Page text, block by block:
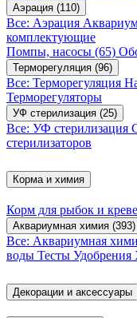
Аэрация (110)
Все: Аэрация
комплектующие
Помпы, насосы (65)
Терморегуляция (96)
Все: Терморегуляция
Терморегуляторы
УФ стерилизация (25)
Все: УФ стерилизация
стерилизаторов
Корма и химия
Корм для рыбок и
Аквариумная химия (393)
Все: Аквариумная
воды Тесты Удобрения
Декорации и аксессуары